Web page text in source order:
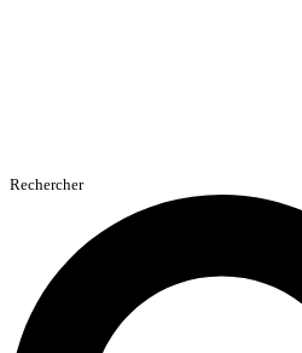
Rechercher